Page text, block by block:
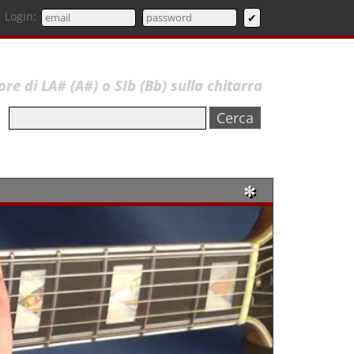
Login:
di LA# (A#) o SIb (Bb) sulla chitarra
✼